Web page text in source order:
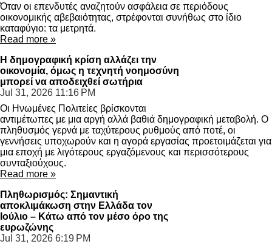
Όταν οι επενδυτές αναζητούν ασφάλεια σε περιόδους
οικονομικής αβεβαιότητας, στρέφονται συνήθως στο ίδιο
καταφύγιο: τα μετρητά.
Read more »
Η δημογραφική κρίση αλλάζει την
οικονομία, όμως η τεχνητή νοημοσύνη
μπορεί να αποδειχθεί σωτήρια
Jul 31, 2026 11:16 PM
Οι Ηνωμένες Πολιτείες βρίσκονται
αντιμέτωπες με μια αργή αλλά βαθιά δημογραφική μεταβολή. Ο
πληθυσμός γερνά με ταχύτερους ρυθμούς από ποτέ, οι
γεννήσεις υποχωρούν και η αγορά εργασίας προετοιμάζεται για
μια εποχή με λιγότερους εργαζόμενους και περισσότερους
συνταξιούχους.
Read more »
Πληθωρισμός: Σημαντική
αποκλιμάκωση στην Ελλάδα τον
Ιούλιο – Κάτω από τον μέσο όρο της
ευρωζώνης
Jul 31, 2026 6:19 PM